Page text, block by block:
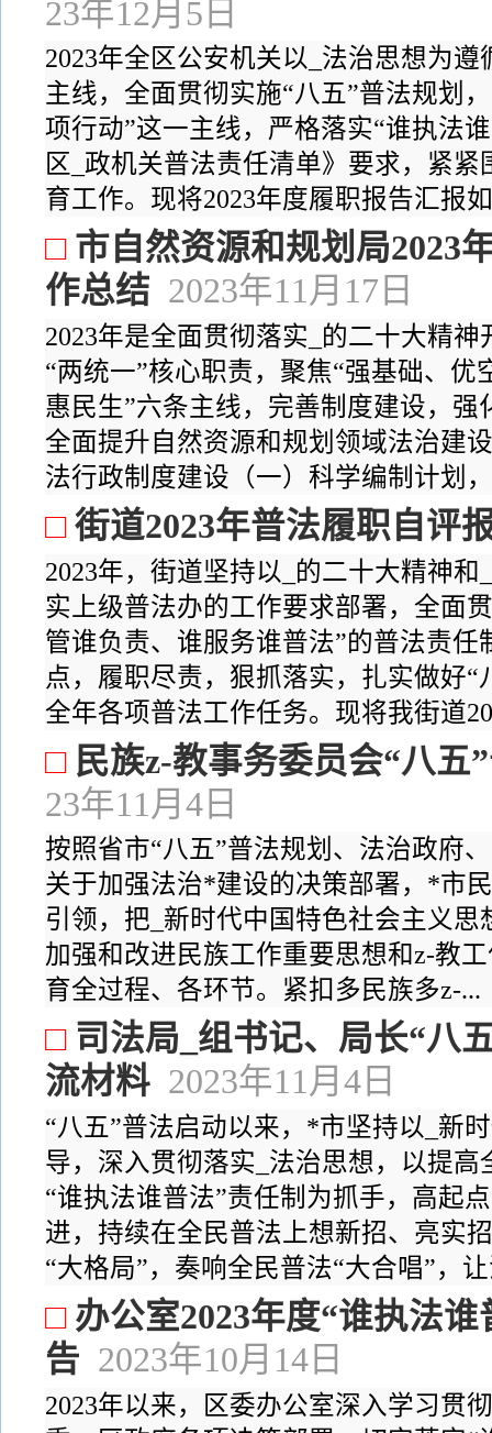
23年12月5日
2023年全区公安机关以_法治思想为
主线，全面贯彻实施“八五”普法规划
项行动”这一主线，严格落实“谁执法
区_政机关普法责任清单》要求，紧
育工作。现将2023年度履职报告汇报
□ 市自然资源和规划局2023
作总结 2023年11月17日
2023年是全面贯彻落实_的二十大精
“两统一”核心职责，聚焦“强基础、
惠民生”六条主线，完善制度建设，
全面提升自然资源和规划领域法治建
法行政制度建设（一）科学编制计划
□ 街道2023年普法履职自评
2023年，街道坚持以_的二十大精神
实上级普法办的工作要求部署，全面
管谁负责、谁服务谁普法”的普法责
点，履职尽责，狠抓落实，扎实做好
全年各项普法工作任务。现将我街道
□ 民族z-教事务委员会“八五
23年11月4日
按照省市“八五”普法规划、法治政府
关于加强法治*建设的决策部署，*市
引领，把_新时代中国特色社会主义
加强和改进民族工作重要思想和z-教
育全过程、各环节。紧扣多民族多z-...
□ 司法局_组书记、局长“八
流材料 2023年11月4日
“八五”普法启动以来，*市坚持以_新
导，深入贯彻落实_法治思想，以提
“谁执法谁普法”责任制为抓手，高起
进，持续在全民普法上想新招、亮实
“大格局”，奏响全民普法“大合唱”，
□ 办公室2023年度“谁执法
告 2023年10月14日
2023年以来，区委办公室深入学习贯